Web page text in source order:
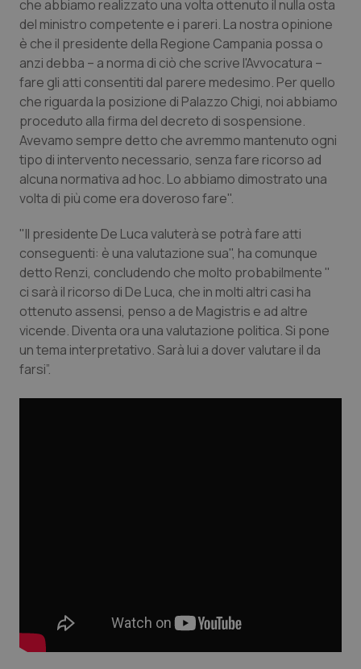
Provincia Autonoma di Bolzano
Provincia Autonoma di Trento
Puglia
Sardegna
Sicilia
Toscana
Umbria
Valle D’Aosta
Veneto
Infezioni & Febbre
Ipertensione & Scompenso
Malattie rare
Malattia di Crohn & Rettocolite Ulcerosa
Neuroscienze & patologie neurodegenerative
Obesità
Oftalmologia
Oncodermatologia
Oncoematologia
Oncologia & Nutrizione
Rene & patologie urogenitali
che abbiamo realizzato una volta ottenuto il nulla osta
del ministro competente e i pareri. La nostra opinione
è che il presidente della Regione Campania possa o
anzi debba – a norma di ciò che scrive l'Avvocatura –
fare gli atti consentiti dal parere medesimo. Per quello
che riguarda la posizione di Palazzo Chigi, noi abbiamo
proceduto alla firma del decreto di sospensione.
Avevamo sempre detto che avremmo mantenuto ogni
tipo di intervento necessario, senza fare ricorso ad
alcuna normativa ad hoc. Lo abbiamo dimostrato una
volta di più come era doveroso fare".
"Il presidente De Luca valuterà se potrà fare atti
conseguenti: è una valutazione sua", ha comunque
detto Renzi, concludendo che molto probabilmente "
ci sarà il ricorso di De Luca, che in molti altri casi ha
ottenuto assensi, penso a de Magistris e ad altre
vicende. Diventa ora una valutazione politica. Si pone
un tema interpretativo. Sarà lui a dover valutare il da
farsi”.